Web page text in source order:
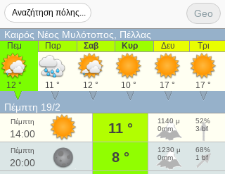
Geo
Καιρός Νέος Μυλότοπος, Πέλλας
Πεμ
12 °
Παρ
11 °
Σαβ
12 °
Κυρ
10 °
Δευ
17 °
Τρι
17 °
Πέμπτη 19/2
Πέμπτη
14:00 11 °
1140 μ
0mm
52%
3 bf
Πέμπτη
20:00 8 °
1230 μ
0mm
68%
1 bf